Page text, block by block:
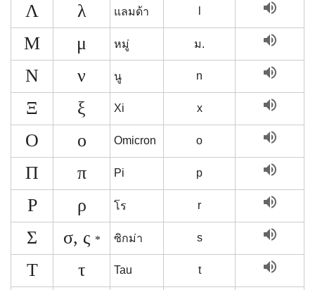
Λ λ แลมด้า volume_up
Μ μ หมู่ ม. volume_up
Ν ν นู n volume_up
Ξ ξ Xi x volume_up
Ο ο Omicron o volume_up
Π π Pi p volume_up
Ρ ρ โร r volume_up
Σ σ, ς * ซิกม่า s volume_up
Τ τ Tau t volume_up